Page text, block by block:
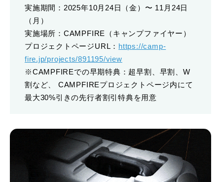
実施期間：2025年10月24日（金）〜 11月24日
（月）
実施場所：CAMPFIRE（キャンプファイヤー）
プロジェクトページURL： https://camp-
fire.jp/projects/891195/view
※CAMPFIREでの早期特典：超早割、早割、W
割など、 CAMPFIREプロジェクトページ内にて
最大30%引きの先行者割引特典を用意